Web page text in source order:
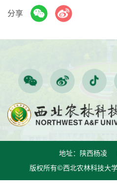
分享
地址：陕西杨凌
版权所有©西北农林科技